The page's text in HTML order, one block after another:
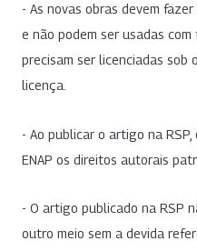
- As novas obras devem
e não podem ser usadas com
precisam ser licenciadas sob
licença.
- Ao publicar o artigo na
ENAP os direitos autorais
- O artigo publicado na RSP
outro meio sem a devida